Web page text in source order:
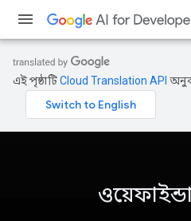
এই পৃষ্ঠাটিCloud Translation API